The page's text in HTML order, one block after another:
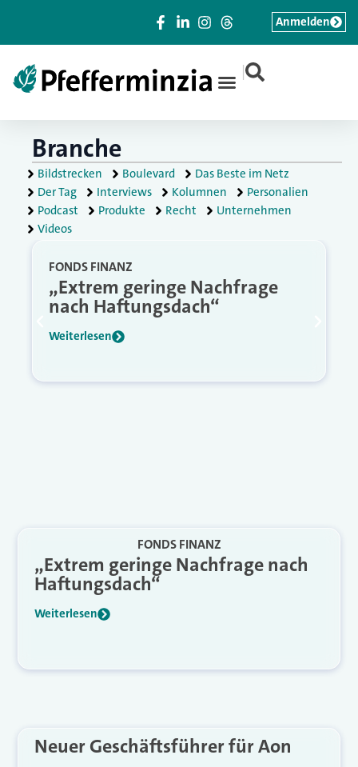
|
Anmelden
Branche
Bildstrecken Boulevard
Das Beste im Netz
Der Tag
Interviews Kolumnen
Personalien
Podcast
Produkte Recht
Unternehmen
Videos
FONDS FINANZ
„Extrem geringe Nachfrage
nach Haftungsdach“
Weiterlesen
FONDS FINANZ
„Extrem geringe Nachfrage nach
Haftungsdach“
Weiterlesen
Neuer Geschäftsführer für Aon